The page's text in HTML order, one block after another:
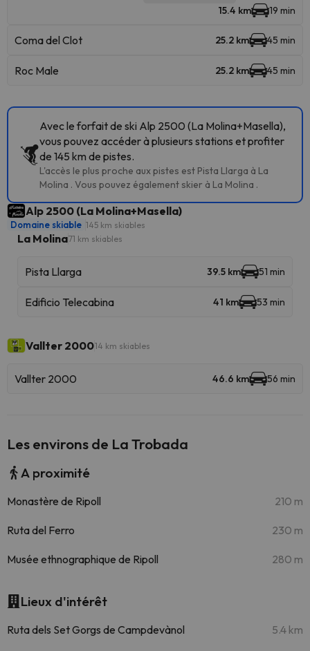
15.4 km 19 min
Coma del Clot 25.2 km 45 min
Roc Male 25.2 km 45 min
Avec le forfait de ski Alp 2500 (La Molina+Masella),
vous pouvez accéder à plusieurs stations et profiter
de 145 km de pistes.
L'accès le plus proche aux pistes est Pista Llarga à La
Molina . Vous pouvez également skier à La Molina .
Alp 2500 (La Molina+Masella)
Domaine skiable 145 km skiables
La Molina71 km skiables
Pista Llarga 39.5 km 51 min
Edificio Telecabina 41 km 53 min
Vallter 200014 km skiables
Vallter 2000 46.6 km 56 min
Les environs de La Trobada
A proximité
Monastère de Ripoll 210 m
Ruta del Ferro 230 m
Musée ethnographique de Ripoll 280 m
Lieux d'intérêt
Ruta dels Set Gorgs de Campdevànol 5.4 km